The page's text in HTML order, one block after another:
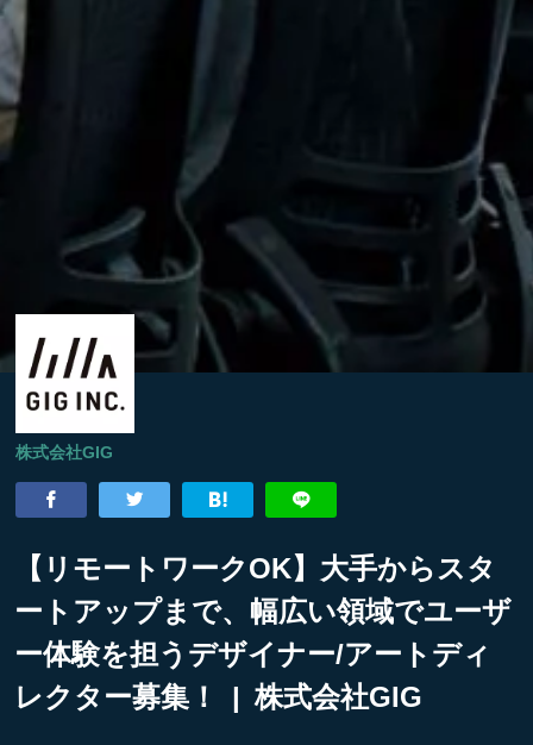
株式会社GIG
【リモートワークOK】大手からスタ
ートアップまで、幅広い領域でユーザ
ー体験を担うデザイナー/アートディ
レクター募集！ | 株式会社GIG